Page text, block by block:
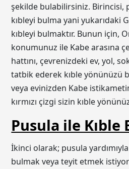
şekilde bulabilirsiniz. Birincisi,
kıbleyi bulma yani yukarıdaki
kıbleyi bulmaktır. Bunun için,
konumunuz ile Kabe arasına
hattını, çevrenizdeki ev, yol,
tatbik ederek kıble yönünüzü
veya evinizden Kabe
kırmızı çizgi sizin kıble
Pusula ile Kıble
İkinci olarak; pusula
bulmak veya teyit etmek